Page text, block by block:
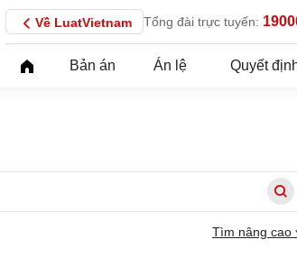
Về LuatVietnam Tổng đài trực tuyến:
Bản án Án lệ Quyết
Tìm nâng cao